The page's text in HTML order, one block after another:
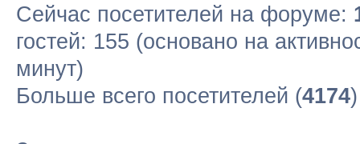
Сейчас посетителей на форуме:
гостей: 155 (основано на
минут)
Больше всего посетителей (4174